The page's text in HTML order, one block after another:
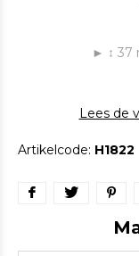
► ↕ 37
Lees de
Artikelcode: H1822